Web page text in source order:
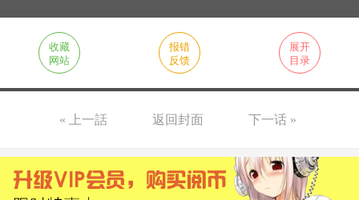
收藏
网站
报错
反馈
展开
目录
« 上一話 返回封面 下一话 »